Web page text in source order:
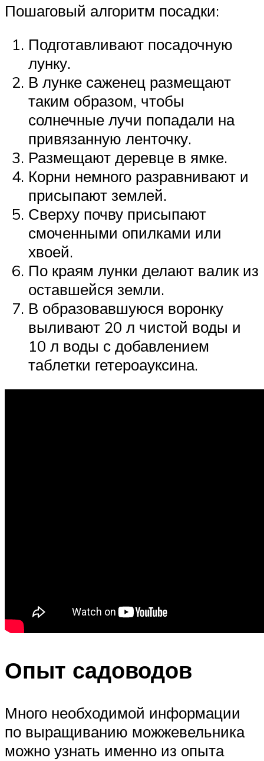
Пошаговый алгоритм посадки:
Подготавливают посадочную
лунку.
В лунке саженец размещают
таким образом, чтобы
солнечные лучи попадали на
привязанную ленточку.
Размещают деревце в ямке.
Корни немного разравнивают и
присыпают землей.
Сверху почву присыпают
смоченными опилками или
хвоей.
По краям лунки делают валик из
оставшейся земли.
В образовавшуюся воронку
выливают 20 л чистой воды и
10 л воды с добавлением
таблетки гетероауксина.
Опыт садоводов
Много необходимой информации
по выращиванию можжевельника
можно узнать именно из опыта